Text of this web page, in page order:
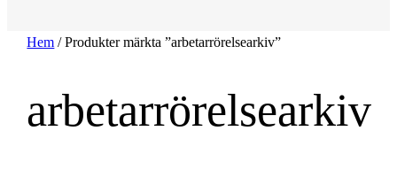
Hem / Produkter märkta ”arbetarrörelsearkiv”
arbetarrörelsearkiv